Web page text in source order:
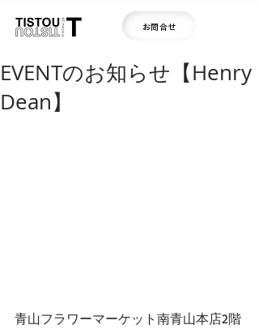
お問合せ
EVENTのお知らせ【Henry
Dean】
青山フラワーマーケット南青山本店2階